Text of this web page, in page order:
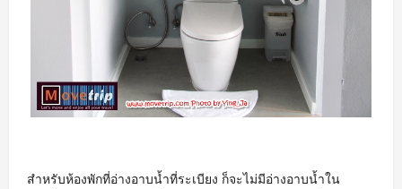
สำหรับห้องพักที่อ่างอาบน้ำที่ระเบียง ก็จะไม่มีอ่างอาบน้ำใน